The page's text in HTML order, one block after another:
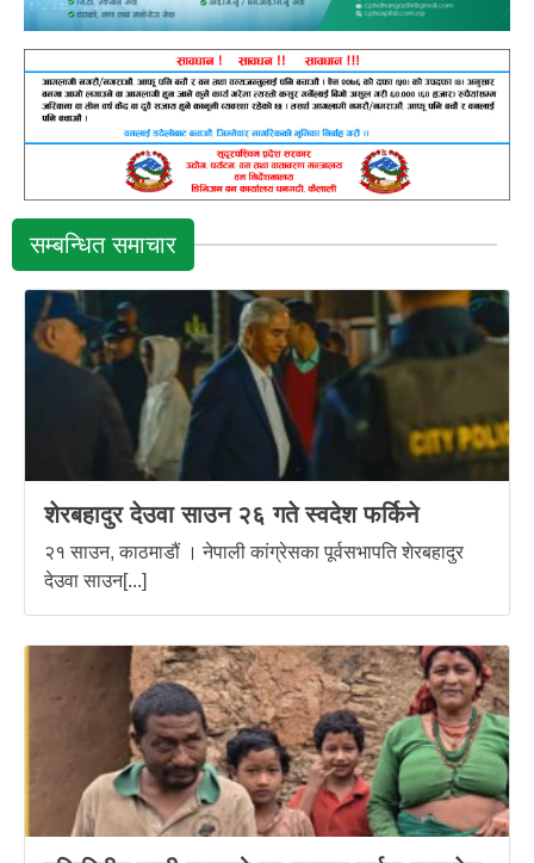
सम्बन्धित समाचार
शेरबहादुर देउवा साउन २६ गते स्वदेश फर्किने
२१ साउन, काठमाडौं । नेपाली कांग्रेसका पूर्वसभापति शेरबहादुर
देउवा साउन[...]